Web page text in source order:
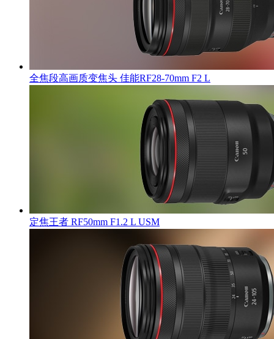
全焦段高画质变焦头 佳能RF28-70mm F2 L
定焦王者 RF50mm F1.2 L USM